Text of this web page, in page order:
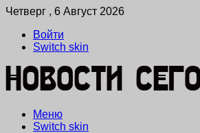
Четверг , 6 Август 2026
Войти
Switch skin
Меню
Switch skin